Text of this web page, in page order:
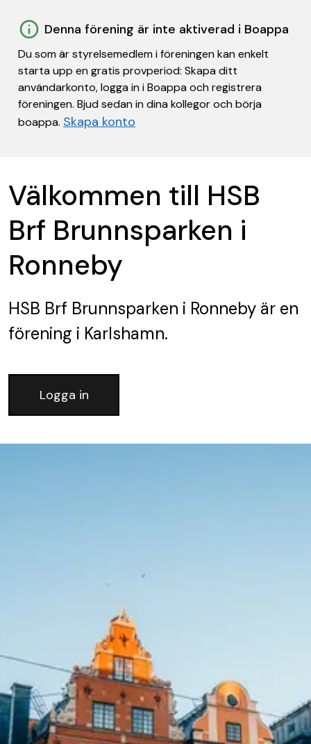
Denna förening är inte aktiverad i Boappa
Du som är styrelsemedlem i föreningen kan enkelt
starta upp en gratis provperiod: Skapa ditt
användarkonto, logga in i Boappa och registrera
föreningen. Bjud sedan in dina kollegor och börja
boappa. Skapa konto
Välkommen till HSB
Brf Brunnsparken i
Ronneby
HSB Brf Brunnsparken i Ronneby är en
förening i Karlshamn.
Logga in